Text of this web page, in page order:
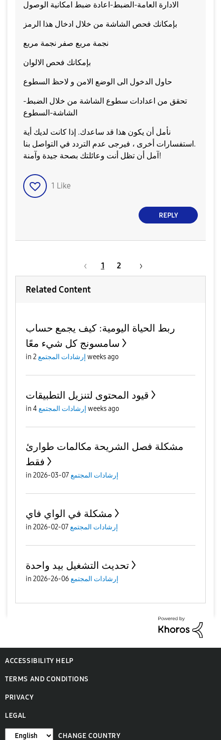
الادارة العامة-الضبط-اعادة ضبط امكانية الوصول
بإمكانك فحص الشاشة من خلال ادخال هذا الرمز
نجمة مربع صفر نجمة مربع
بإمكانك فحص الالوان
حاول الدخول الى الوضع الامن و لاحظ السطوع
تحقق من اعدادات سطوع الشاشة من خلال الضبط-
الشاشة-السطوع
نأمل أن يكون هذا قد ساعدك. إذا كانت لديك أية
استفسارات أخرى ، فيرجى عدم التردد في التواصل بنا.
آمل أن تظل أنت وعائلتك بصحة جيدة وآمنة!
1 Like
REPLY
1 2
Related Content
ربط الحياة اليومية: كيف يجمع حساب
سامسونج كل شيء معًا
in إرشادات المجتمع 2 weeks ago
قيود المحتوى لتنزيل التطبيقات
in إرشادات المجتمع 4 weeks ago
مشكلة فصل الشريحة مكالمات طوارئ
فقط
in إرشادات المجتمع07-03-2026
مشكلة في الواي فاي
in إرشادات المجتمع07-02-2026
تحديث التشغيل بيد واحدة
in إرشادات المجتمع 06-26-2026
ACCESSIBILITY HELP
TERMS AND CONDITIONS
PRIVACY
LEGAL
CHANGE COUNTRY